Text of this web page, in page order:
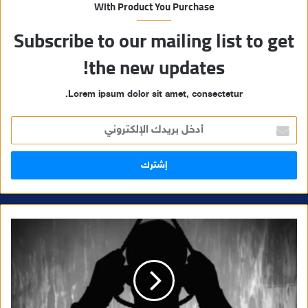
With Product You Purchase
Subscribe to our mailing list to get
the new updates!
Lorem ipsum dolor sit amet, consectetur.
خ
ل
ر
ا
ت
ر